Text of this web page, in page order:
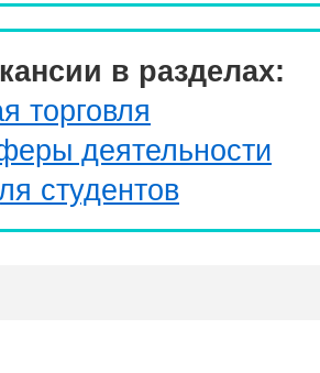
в разделах:
торговля
деятельности
студентов